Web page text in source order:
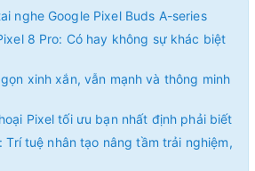
nghe Google Pixel Buds A-series
8 Pro: Có hay không sự khác biệt
xinh xắn, vẫn mạnh và thông minh
Pixel tối ưu bạn nhất định phải biết
Trí tuệ nhân tạo nâng tầm trải nghiệm,